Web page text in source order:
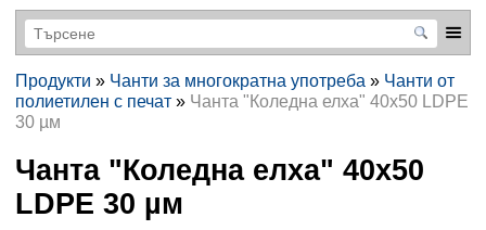
Продукти » Чанти за многократна употреба » Чанти от
полиетилен с печат» Чанта "Коледна елха" 40х50 LDPE
30 µм
Чанта "Коледна елха" 40х50
LDPE 30 µм